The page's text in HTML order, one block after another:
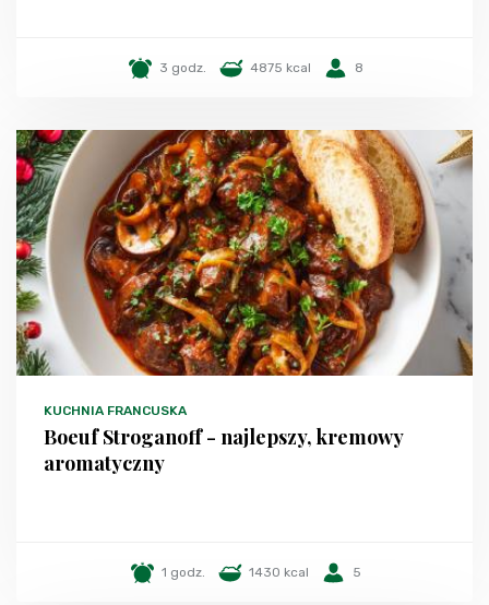
3 godz. 4875 kcal 8
KUCHNIA FRANCUSKA
Boeuf Stroganoff - najlepszy, kremowy
aromatyczny
1 godz. 1430 kcal 5